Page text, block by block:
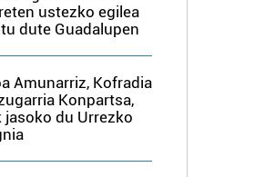
prozesatzeko moduari
eta ezarri zure lehentasunak
unetan alda edo ken dezakezu
adierazpenean.
propioak eta hirugarrenen cookie-
Zure esperientzia eta
ustezko egilea
dute Guadalupen
Amunarriz, Kofradia
Konpartsa,
jasoko du Urrezko